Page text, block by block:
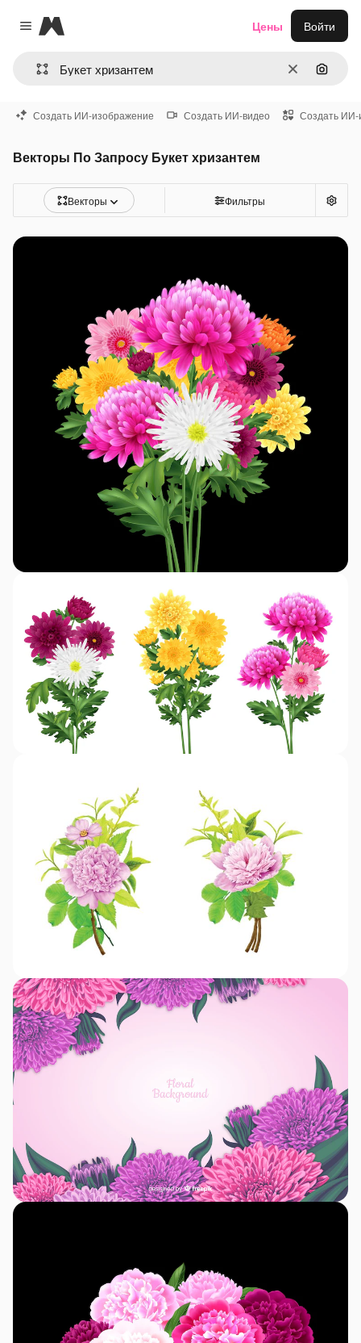
Close menu
Magnific
ОчиститьПоиск
Цены Войти
Создать ИИ-изображение Создать ИИ-видео Создать ИИ-
Векторы По Запросу Букет хризантем
Векторы Фильтры